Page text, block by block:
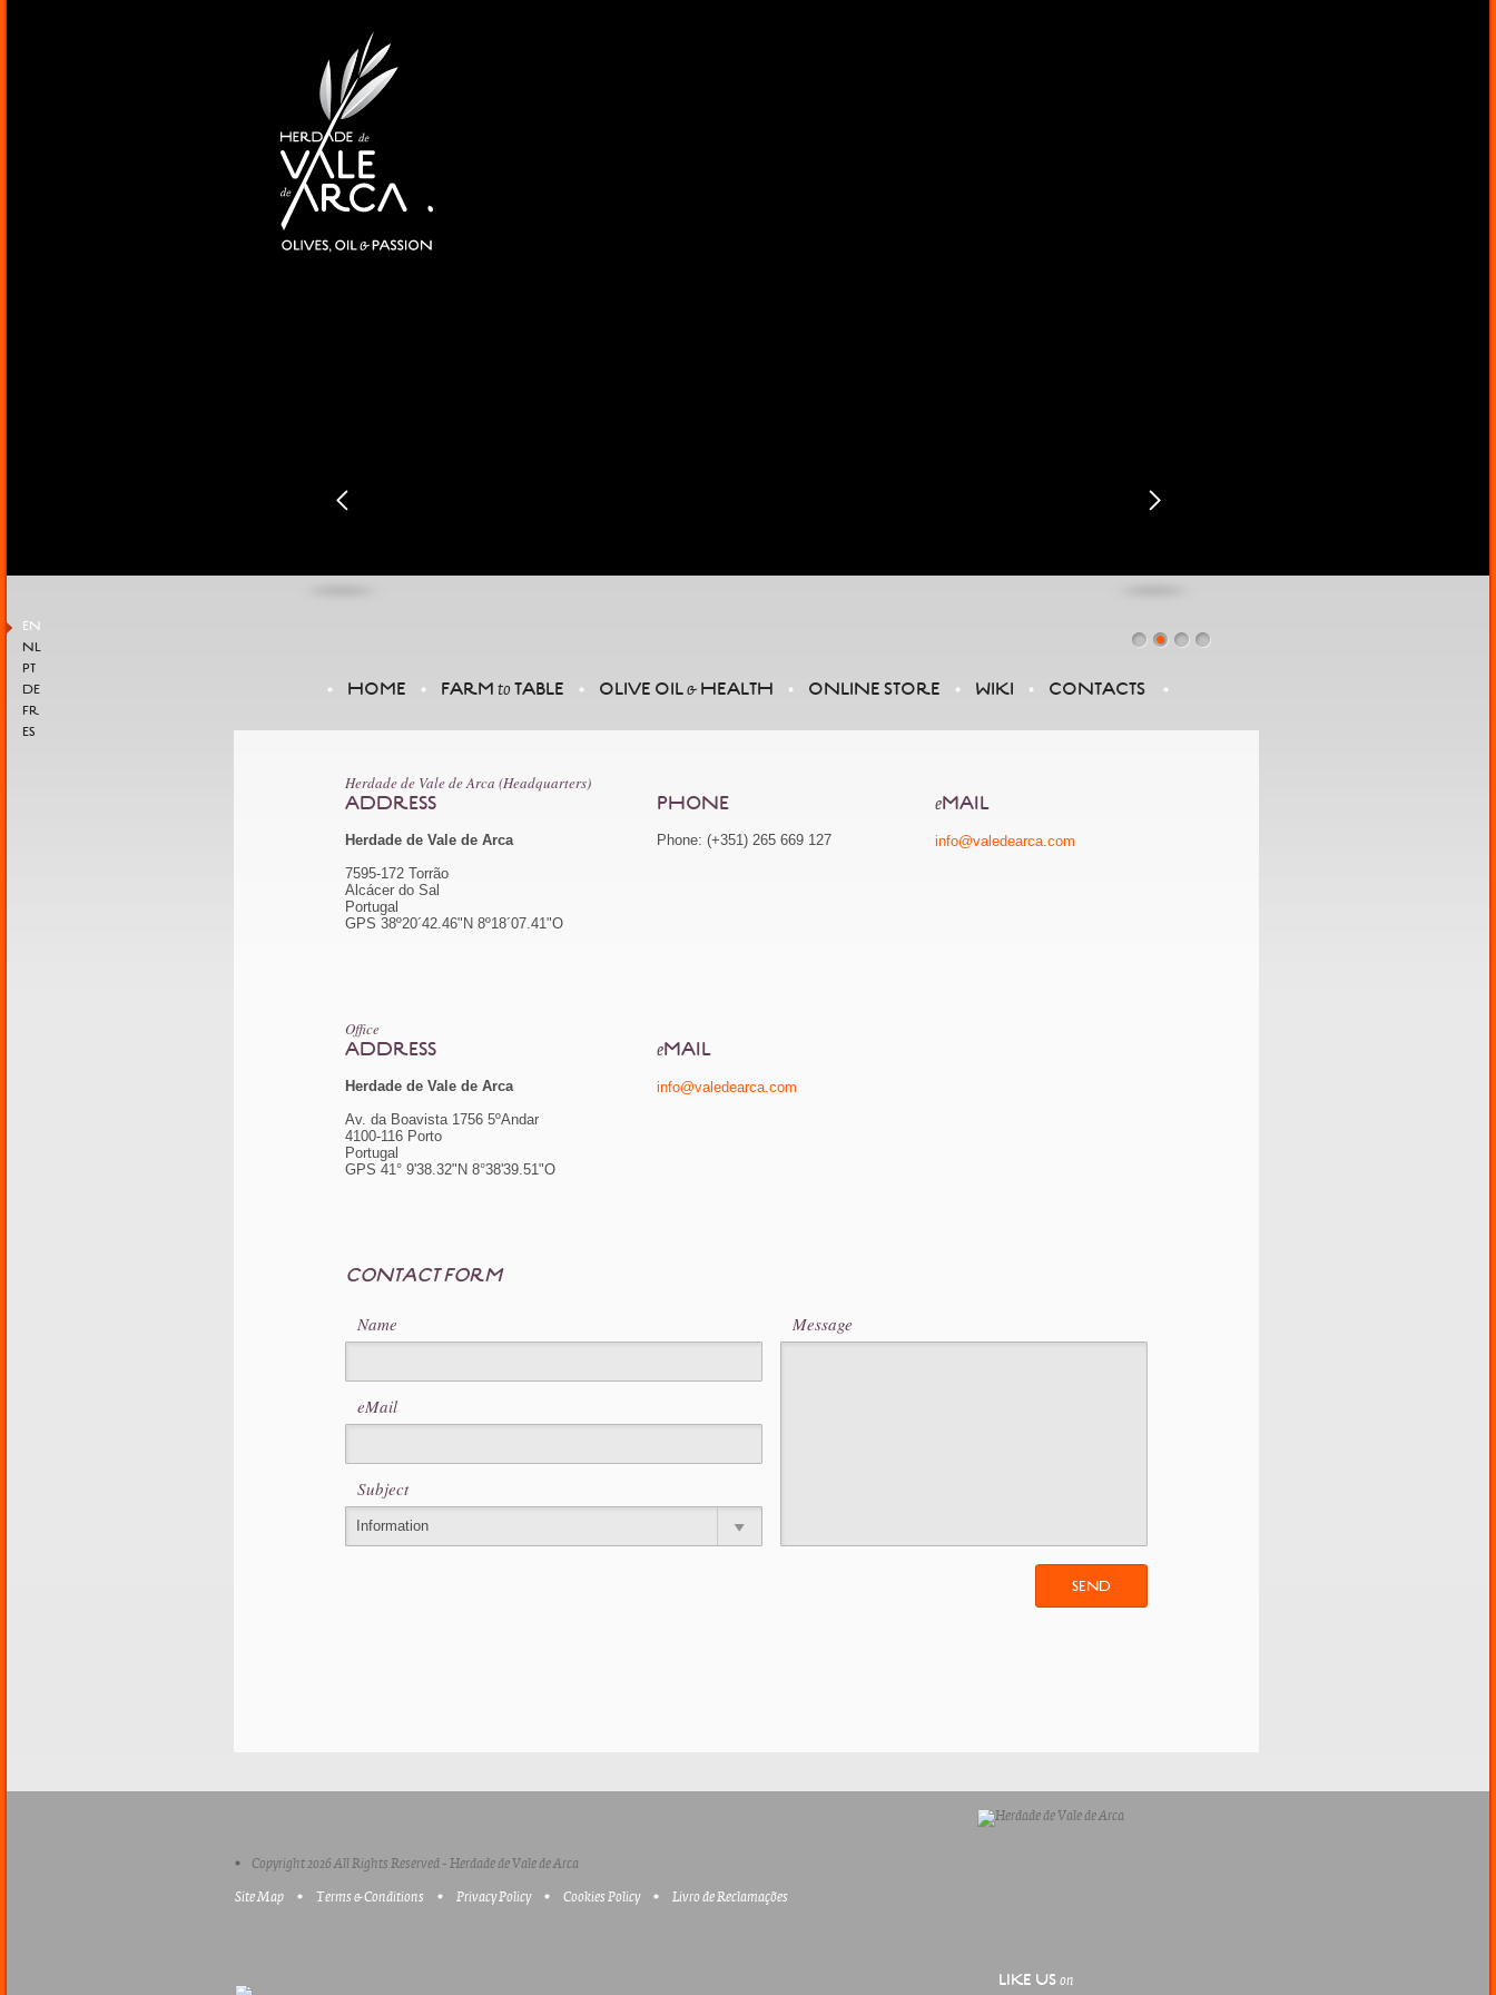
EN
NL
PT
DE
FR
ES
HOME FARM to TABLE OLIVE OIL& HEALTH ONLINE STORE WIKI CONTACTS
Herdade de Vale de Arca (Headquarters)
ADDRESS
Herdade de Vale de Arca
7595-172 Torrão
Alcácer do Sal
Portugal
GPS 38º20´42.46"N 8º18´07.41"O
PHONE
Phone: (+351) 265 669 127
eMAIL
info@valedearca.com
Office
ADDRESS
Herdade de Vale de Arca
Av. da Boavista 1756 5ºAndar
4100-116 Porto
Portugal
GPS 41° 9'38.32"N 8°38'39.51"O
eMAIL
info@valedearca.com
CONTACT FORM
Name
eMail
Subject
Information
Message
SEND
Copyright 2026 All Rights Reserved - Herdade de Vale de Arca
Site Map Terms & Conditions Privacy Policy Cookies Policy Livro de Reclamações
LIKE US on